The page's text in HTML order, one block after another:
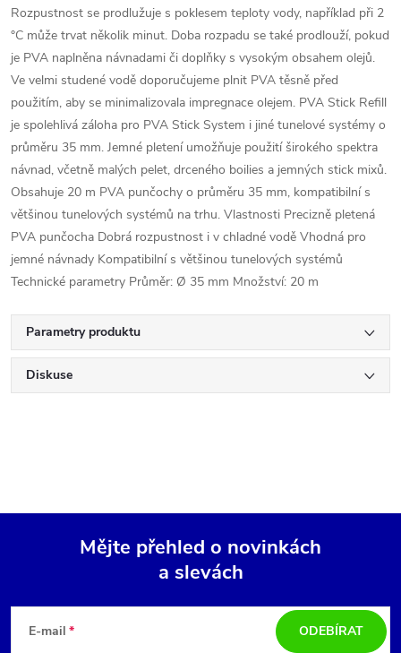
Rozpustnost se prodlužuje s poklesem teploty vody, například při 2
°C může trvat několik minut. Doba rozpadu se také prodlouží, pokud
je PVA naplněna návnadami či doplňky s vysokým obsahem olejů.
Ve velmi studené vodě doporučujeme plnit PVA těsně před
použitím, aby se minimalizovala impregnace olejem. PVA Stick Refill
je spolehlivá záloha pro PVA Stick System i jiné tunelové systémy o
průměru 35 mm. Jemné pletení umožňuje použití širokého spektra
návnad, včetně malých pelet, drceného boilies a jemných stick mixů.
Obsahuje 20 m PVA punčochy o průměru 35 mm, kompatibilní s
většinou tunelových systémů na trhu. Vlastnosti Precizně pletená
PVA punčocha Dobrá rozpustnost i v chladné vodě Vhodná pro
jemné návnady Kompatibilní s většinou tunelových systémů
Technické parametry Průměr: Ø 35 mm Množství: 20 m
Parametry produktu
Diskuse
Mějte přehled o novinkách
a slevách
E-mail ODEBÍRAT